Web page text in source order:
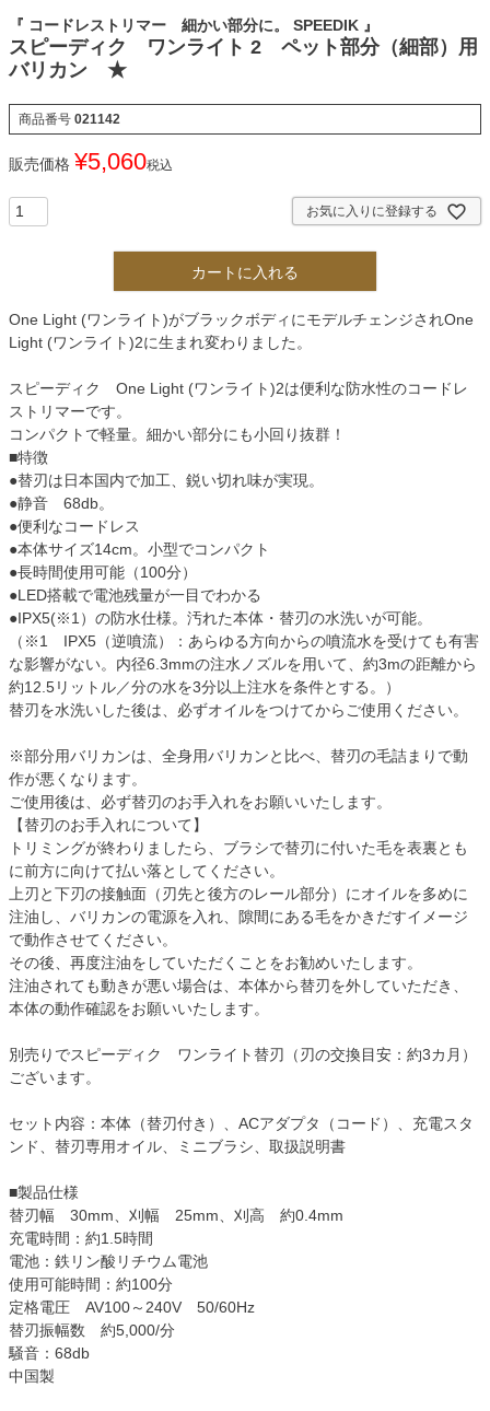
『 コードレストリマー 細かい部分に。 SPEEDIK 』
スピーディク ワンライト 2 ペット部分（細部）用
バリカン ★
商品番号 021142
販売価格 ¥5,060税込
お気に入りに登録する
カートに入れる
One Light (ワンライト)がブラックボディにモデルチェンジされOne
Light (ワンライト)2に生まれ変わりました。
スピーディク One Light (ワンライト)2は便利な防水性のコードレ
ストリマーです。
コンパクトで軽量。細かい部分にも小回り抜群！
■特徴
●替刃は日本国内で加工、鋭い切れ味が実現。
●静音 68db。
●便利なコードレス
●本体サイズ14cm。小型でコンパクト
●長時間使用可能（100分）
●LED搭載で電池残量が一目でわかる
●IPX5(※1）の防水仕様。汚れた本体・替刃の水洗いが可能。
（※1 IPX5（逆噴流）：あらゆる方向からの噴流水を受けても有害
な影響がない。内径6.3mmの注水ノズルを用いて、約3mの距離から
約12.5リットル／分の水を3分以上注水を条件とする。）
替刃を水洗いした後は、必ずオイルをつけてからご使用ください。
※部分用バリカンは、全身用バリカンと比べ、替刃の毛詰まりで動
作が悪くなります。
ご使用後は、必ず替刃のお手入れをお願いいたします。
【替刃のお手入れについて】
トリミングが終わりましたら、ブラシで替刃に付いた毛を表裏とも
に前方に向けて払い落としてください。
上刃と下刃の接触面（刃先と後方のレール部分）にオイルを多めに
注油し、バリカンの電源を入れ、隙間にある毛をかきだすイメージ
で動作させてください。
その後、再度注油をしていただくことをお勧めいたします。
注油されても動きが悪い場合は、本体から替刃を外していただき、
本体の動作確認をお願いいたします。
別売りでスピーディク ワンライト替刃（刃の交換目安：約3カ月）
ございます。
セット内容：本体（替刃付き）、ACアダプタ（コード）、充電スタ
ンド、替刃専用オイル、ミニブラシ、取扱説明書
■製品仕様
替刃幅 30mm、刈幅 25mm、刈高 約0.4mm
充電時間：約1.5時間
電池：鉄リン酸リチウム電池
使用可能時間：約100分
定格電圧 AV100～240V 50/60Hz
替刃振幅数 約5,000/分
騒音：68db
中国製